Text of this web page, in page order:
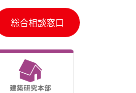
総合相談窓口
建築研究本部